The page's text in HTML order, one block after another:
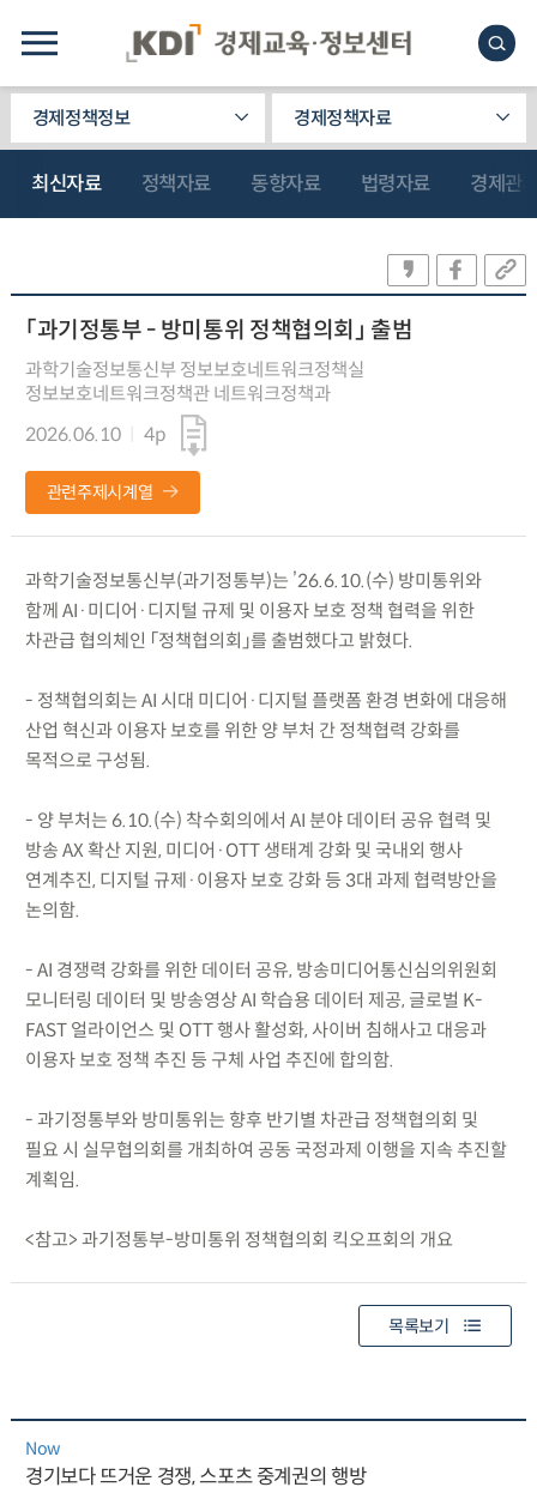
경제정책정보 경제정책자료
최신자료 정책자료 동향자료 법령자료 경제관
「과기정통부 - 방미통위 정책협의회」 출범
과학기술정보통신부 정보보호네트워크정책실
정보보호네트워크정책관 네트워크정책과
2026.06.10
4p
관련주제시계열
과학기술정보통신부(과기정통부)는 ’26.6.10.(수) 방미통위와
함께 AI·미디어·디지털 규제 및 이용자 보호 정책 협력을 위한
차관급 협의체인 「정책협의회」를 출범했다고 밝혔다.
- 정책협의회는 AI 시대 미디어·디지털 플랫폼 환경 변화에 대응해
산업 혁신과 이용자 보호를 위한 양 부처 간 정책협력 강화를
목적으로 구성됨.
- 양 부처는 6.10.(수) 착수회의에서 AI 분야 데이터 공유 협력 및
방송 AX 확산 지원, 미디어·OTT 생태계 강화 및 국내외 행사
연계추진, 디지털 규제·이용자 보호 강화 등 3대 과제 협력방안을
논의함.
- AI 경쟁력 강화를 위한 데이터 공유, 방송미디어통신심의위원회
모니터링 데이터 및 방송영상 AI 학습용 데이터 제공, 글로벌 K-
FAST 얼라이언스 및 OTT 행사 활성화, 사이버 침해사고 대응과
이용자 보호 정책 추진 등 구체 사업 추진에 합의함.
- 과기정통부와 방미통위는 향후 반기별 차관급 정책협의회 및
필요 시 실무협의회를 개최하여 공동 국정과제 이행을 지속 추진할
계획임.
<참고> 과기정통부-방미통위 정책협의회 킥오프회의 개요
목록보기
Now
경기보다 뜨거운 경쟁, 스포츠 중계권의 행방